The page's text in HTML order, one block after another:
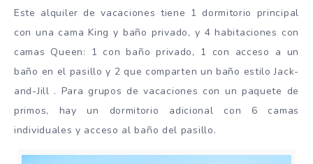
Este alquiler de vacaciones tiene 1 dormitorio principal
con una cama King y baño privado, y 4 habitaciones con
camas Queen: 1 con baño privado, 1 con acceso a un
baño en el pasillo y 2 que comparten un baño estilo Jack-
and-Jill . Para grupos de vacaciones con un paquete de
primos, hay un dormitorio adicional con 6 camas
individuales y acceso al baño del pasillo.